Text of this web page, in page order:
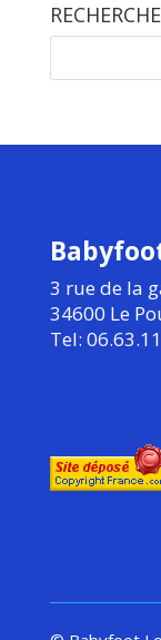
RECHERCHE
3 rue de la
34600 Le
Tel: